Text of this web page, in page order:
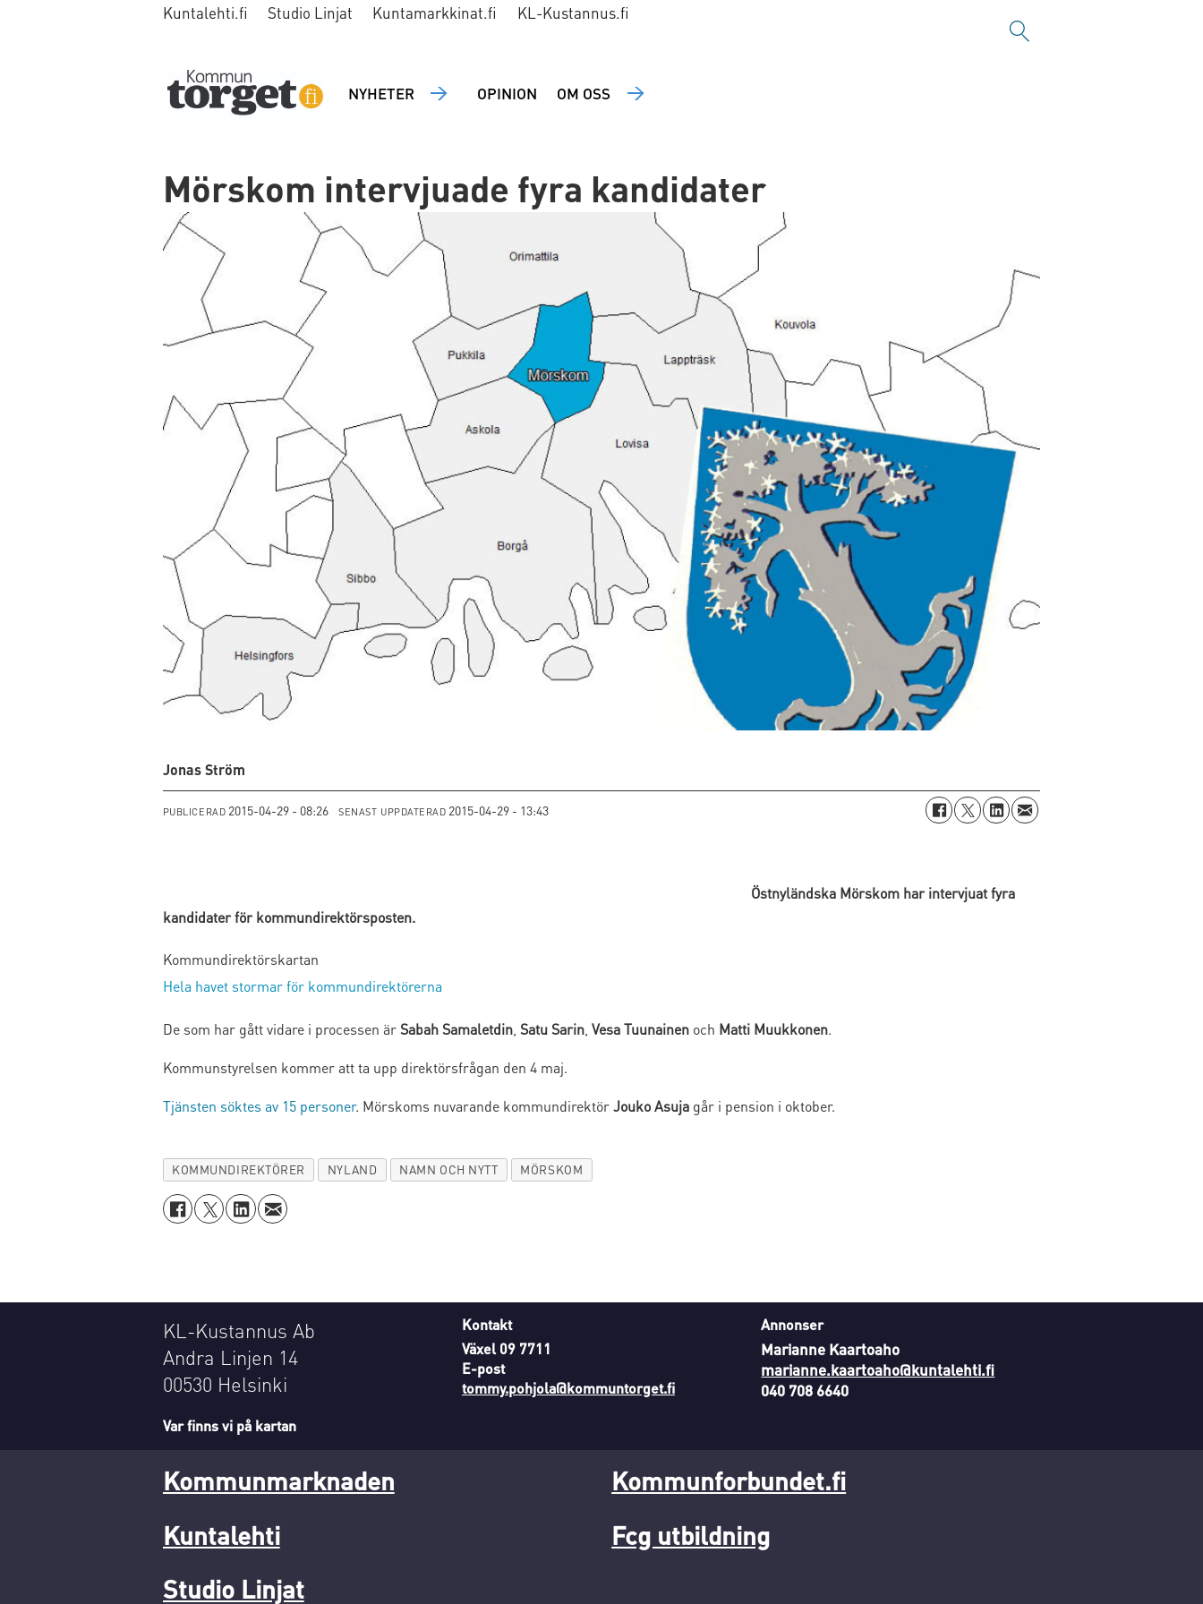
Kuntalehti.fi Studio Linjat Kuntamarkkinat.fi KL-Kustannus.fi
NYHETER OPINION OM OSS
Mörskom intervjuade fyra kandidater
Jonas Ström
PUBLICERAD 2015-04-29 - 08:26 SENAST UPPDATERAD 2015-04-29 - 13:43
Östnyländska Mörskom har intervjuat fyra
kandidater för kommundirektörsposten.
Kommundirektörskartan
Hela havet stormar för kommundirektörerna
De som har gått vidare i processen ärSabah Samaletdin, Satu Sarin, Vesa Tuunainenoch Matti Muukkonen.
Kommunstyrelsen kommer att ta upp direktörsfrågan den 4 maj.
Tjänsten söktes av 15 personer. Mörskoms nuvarande kommundirektörJouko Asujagår i pension i oktober.
KOMMUNDIREKTÖRER NYLAND NAMN OCH NYTT MÖRSKOM
KL-Kustannus Ab
Andra Linjen 14
00530 Helsinki
Var finns vi på kartan
Kontakt
Växel 09 7711
E-post
tommy.pohjola@kommuntorget.fi
Annonser
Marianne Kaartoaho
marianne.kaartoaho@kuntalehti.fi
040 708 6640
Kommunmarknaden
Kuntalehti
Studio Linjat
Kommunforbundet.fi
Fcg utbildning